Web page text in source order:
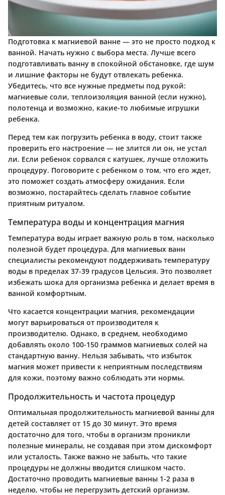
Подготовка к магниевой ванне — это не просто подход к
ванной. Начать нужно с выбора места. Лучше всего
подготавливать ванну в спокойной обстановке, где шум
и лишние факторы не будут отвлекать ребенка.
Убедитесь, что все нужные предметы под рукой:
магниевые соли, теплоизоляция ванной (если нужно),
полотенца и возможно, какие-то любимые игрушки
ребенка.
Перед тем как погрузить ребенка в воду, стоит также
проверить его настроение — не злится ли он, не устал
ли. Если ребенок сорвался с катушек, лучше отложить
процедуру. Поговорите с ребенком о том, что его ждет,
это поможет создать атмосферу ожидания. Если
возможно, постарайтесь сделать главное событие
приятным ритуалом.
Температура воды и концентрация магния
Температура воды играет важную роль в том, насколько
полезной будет процедура. Для магниевых ванн
специалисты рекомендуют поддерживать температуру
воды в пределах 37-39 градусов Цельсия. Это позволяет
избежать шока для организма ребенка и делает время в
ванной комфортным.
Что касается концентрации магния, рекомендации
могут варьироваться от производителя к
производителю. Однако, в среднем, необходимо
добавлять около 100-150 граммов магниевых солей на
стандартную ванну. Нельзя забывать, что избыток
магния может привести к неприятным последствиям
для кожи, поэтому важно соблюдать эти нормы.
Продолжительность и частота процедур
Оптимальная продолжительность магниевой ванны для
детей составляет от 15 до 30 минут. Это время
достаточно для того, чтобы в организм проникли
полезные минералы, не создавая при этом дискомфорт
или усталость. Также важно не забыть, что такие
процедуры не должны вводится слишком часто.
Достаточно проводить магниевые ванны 1-2 раза в
неделю, чтобы не перегрузить детский организм.